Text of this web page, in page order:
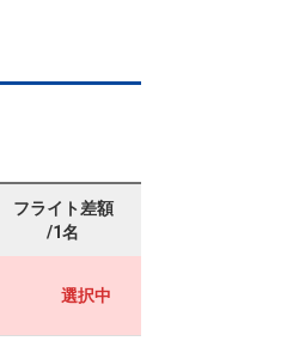
フライト差額
/1名
選択中